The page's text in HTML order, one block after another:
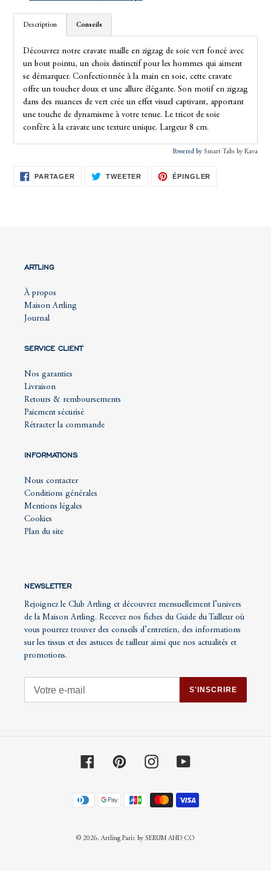
Description Conseils
Découvrez notre cravate maille en zigzag de soie vert foncé avec
un bout pointu, un choix distinctif pour les hommes qui aiment
se démarquer. Confectionnée à la main en soie, cette cravate
offre un toucher doux et une allure élégante. Son motif en zigzag
dans des nuances de vert crée un effet visuel captivant, apportant
une touche de dynamisme à votre tenue. Le tricot de soie
confère à la cravate une texture unique. Largeur 8 cm.
Powered by Smart Tabs by Kava
PARTAGER PARTAGERTWEETER TWEETERÉPINGLER
ARTLING
À propos
Maison Artling
Journal
SERVICE CLIENT
Nos garanties
Livraison
Retours & remboursements
Paiement sécurisé
Rétracter la commande
INFORMATIONS
Nous contacter
Conditions générales
Mentions légales
Cookies
Plan du site
NEWSLETTER
Rejoignez le Club Artling et découvrez mensuellement l’univers
de la Maison Artling. Recevez nos fiches du Guide du Tailleur où
vous pourrez trouver des conseils d’entretien, des informations
sur les tissus et des astuces de tailleur ainsi que nos actualités et
promotions.
S'INSCRIRE
FacebookPinterest Instagram
Moyens
de
© 2026, Artling Paris by SERUM AND CO